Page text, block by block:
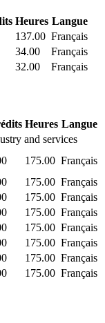
Heures Langue
137.00 Français
34.00
Français
32.00 Français
Heures Langue
and services
175.00 Français
175.00 Français
175.00 Français
175.00 Français
175.00 Français
175.00 Français
175.00 Français
175.00 Français